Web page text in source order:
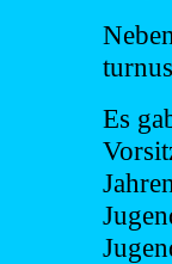
Es